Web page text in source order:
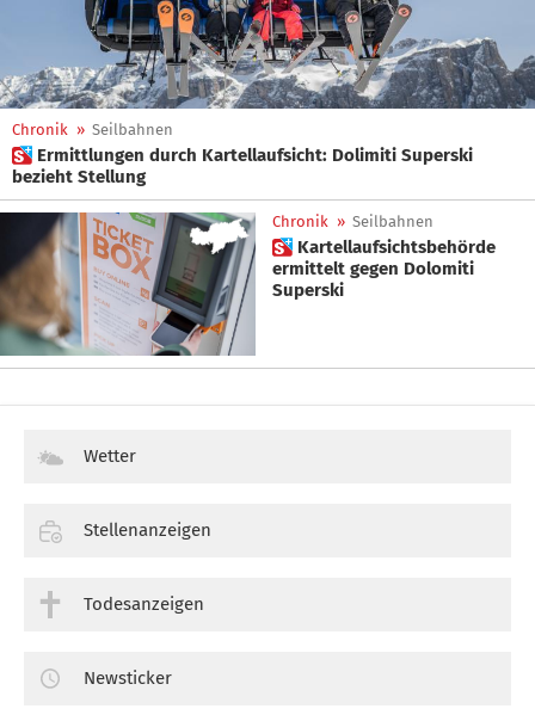
Chronik » Seilbahnen
 Ermittlungen durch Kartellaufsicht: Dolimiti Superski
bezieht Stellung
Chronik » Seilbahnen
 Kartellaufsichtsbehörde
ermittelt gegen Dolomiti
Superski
Wetter
Stellenanzeigen
Todesanzeigen
Newsticker